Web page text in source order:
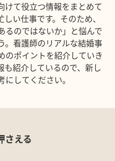
けて役立つ情報をまとめて
い仕事です。そのため、
るのではないか」と悩んで
。看護師のリアルな結婚事
のポイントを紹介していき
も紹介しているので、新し
してください。
さえる